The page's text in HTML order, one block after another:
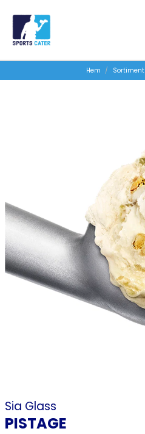
Hem Sortiment
Sia Glass
PISTAGE